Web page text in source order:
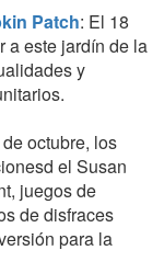
Patch: El 18
a este jardín de la
y
octubre, los
el Susan
juegos de
de disfraces
para la